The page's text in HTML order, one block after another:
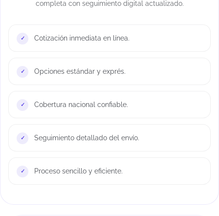
completa con seguimiento digital actualizado.
Cotización inmediata en línea.
Opciones estándar y exprés.
Cobertura nacional confiable.
Seguimiento detallado del envío.
Proceso sencillo y eficiente.